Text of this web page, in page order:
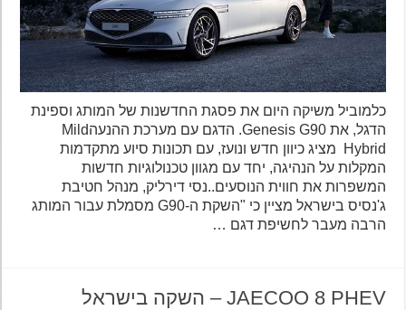
כלמוביל משיקה היום את פסגת החדשנות של המותג וספינת
הדגל, את Genesis G90. הדגם עם מערכת ההנעהMild
Hybrid מציג כיוון חדש ונועז, עם תכונות סיוע מתקדמות
המקלות על הנהיגה, יחד עם מגוון טכנולוגיות חדשות
המשפרות את חווית הנוסעים..נסי דירליק, מנהל חטיבת
ג'נסיס בישראל מציין כי "השקת ה-G90 מסמלת עבור המותג
הרבה מעבר לחשיפת דגם …
JAECOO 8 PHEV – השקה בישראל